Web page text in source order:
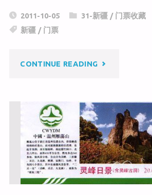
C
h
a
W
b
c
o
2011-10-05 31-新疆/ 门票收藏
新疆 / 门票
CONTINUE READING"红
园"